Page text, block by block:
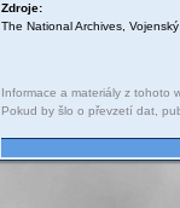
Zdroje:
The National Archives,
Informace a materiály z tohoto
Pokud by šlo o převzetí dat,